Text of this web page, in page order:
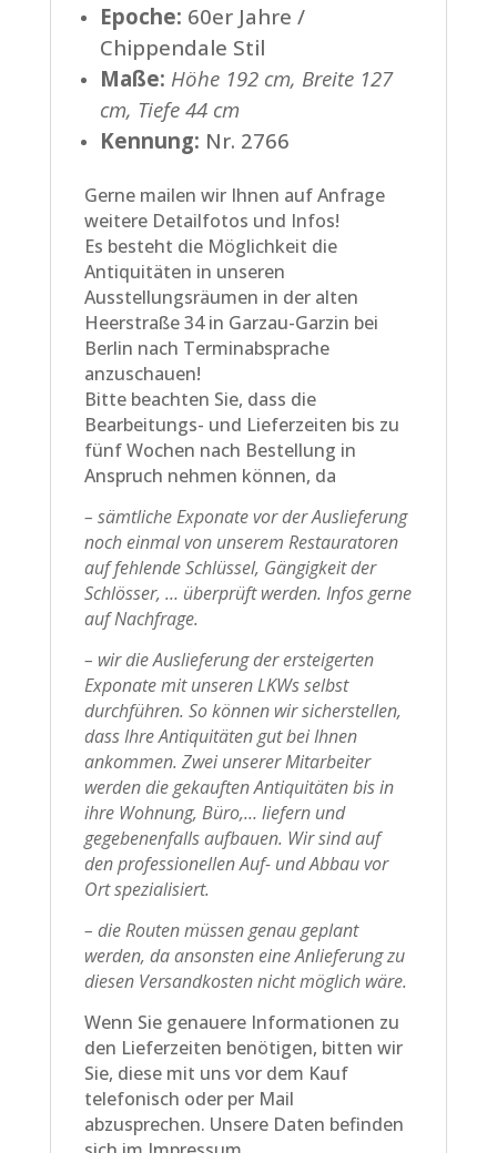
Epoche: 60er Jahre /
Chippendale Stil
Maße: Höhe 192 cm, Breite 127
cm, Tiefe 44 cm
Kennung: Nr. 2766
Gerne mailen wir Ihnen auf Anfrage
weitere Detailfotos und Infos!
Es besteht die Möglichkeit die
Antiquitäten in unseren
Ausstellungsräumen in der alten
Heerstraße 34 in Garzau-Garzin bei
Berlin nach Terminabsprache
anzuschauen!
Bitte beachten Sie, dass die
Bearbeitungs- und Lieferzeiten bis zu
fünf Wochen nach Bestellung in
Anspruch nehmen können, da
– sämtliche Exponate vor der Auslieferung
noch einmal von unserem Restauratoren
auf fehlende Schlüssel, Gängigkeit der
Schlösser, … überprüft werden. Infos gerne
auf Nachfrage.
– wir die Auslieferung der ersteigerten
Exponate mit unseren LKWs selbst
durchführen. So können wir sicherstellen,
dass Ihre Antiquitäten gut bei Ihnen
ankommen. Zwei unserer Mitarbeiter
werden die gekauften Antiquitäten bis in
ihre Wohnung, Büro,… liefern und
gegebenenfalls aufbauen. Wir sind auf
den professionellen Auf- und Abbau vor
Ort spezialisiert.
– die Routen müssen genau geplant
werden, da ansonsten eine Anlieferung zu
diesen Versandkosten nicht möglich wäre.
Wenn Sie genauere Informationen zu
den Lieferzeiten benötigen, bitten wir
Sie, diese mit uns vor dem Kauf
telefonisch oder per Mail
abzusprechen. Unsere Daten befinden